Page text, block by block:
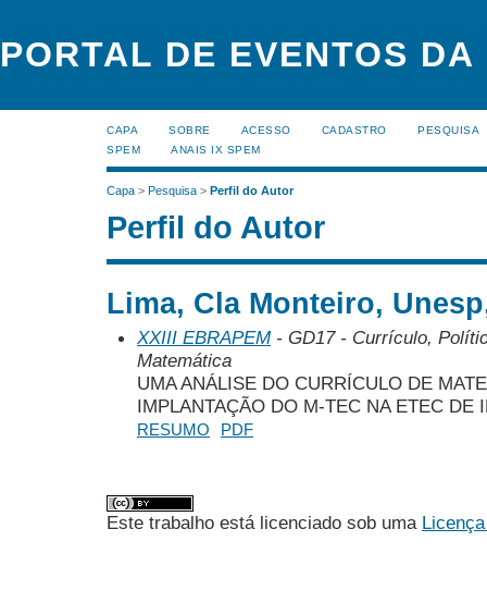
PORTAL DE EVENTOS DA
CAPA SOBRE ACESSO CADASTRO
PESQUISA
SPEM
ANAIS IX SPEM
Capa > Pesquisa > Perfil do Autor
Perfil do Autor
Lima, Cla Monteiro,
XXIII EBRAPEM - GD17 - Currículo,
Matemática
UMA ANÁLISE DO CURRÍCULO DE
IMPLANTAÇÃO DO M-TEC NA ETEC DE
RESUMO PDF
Este trabalho está licenciado sob uma